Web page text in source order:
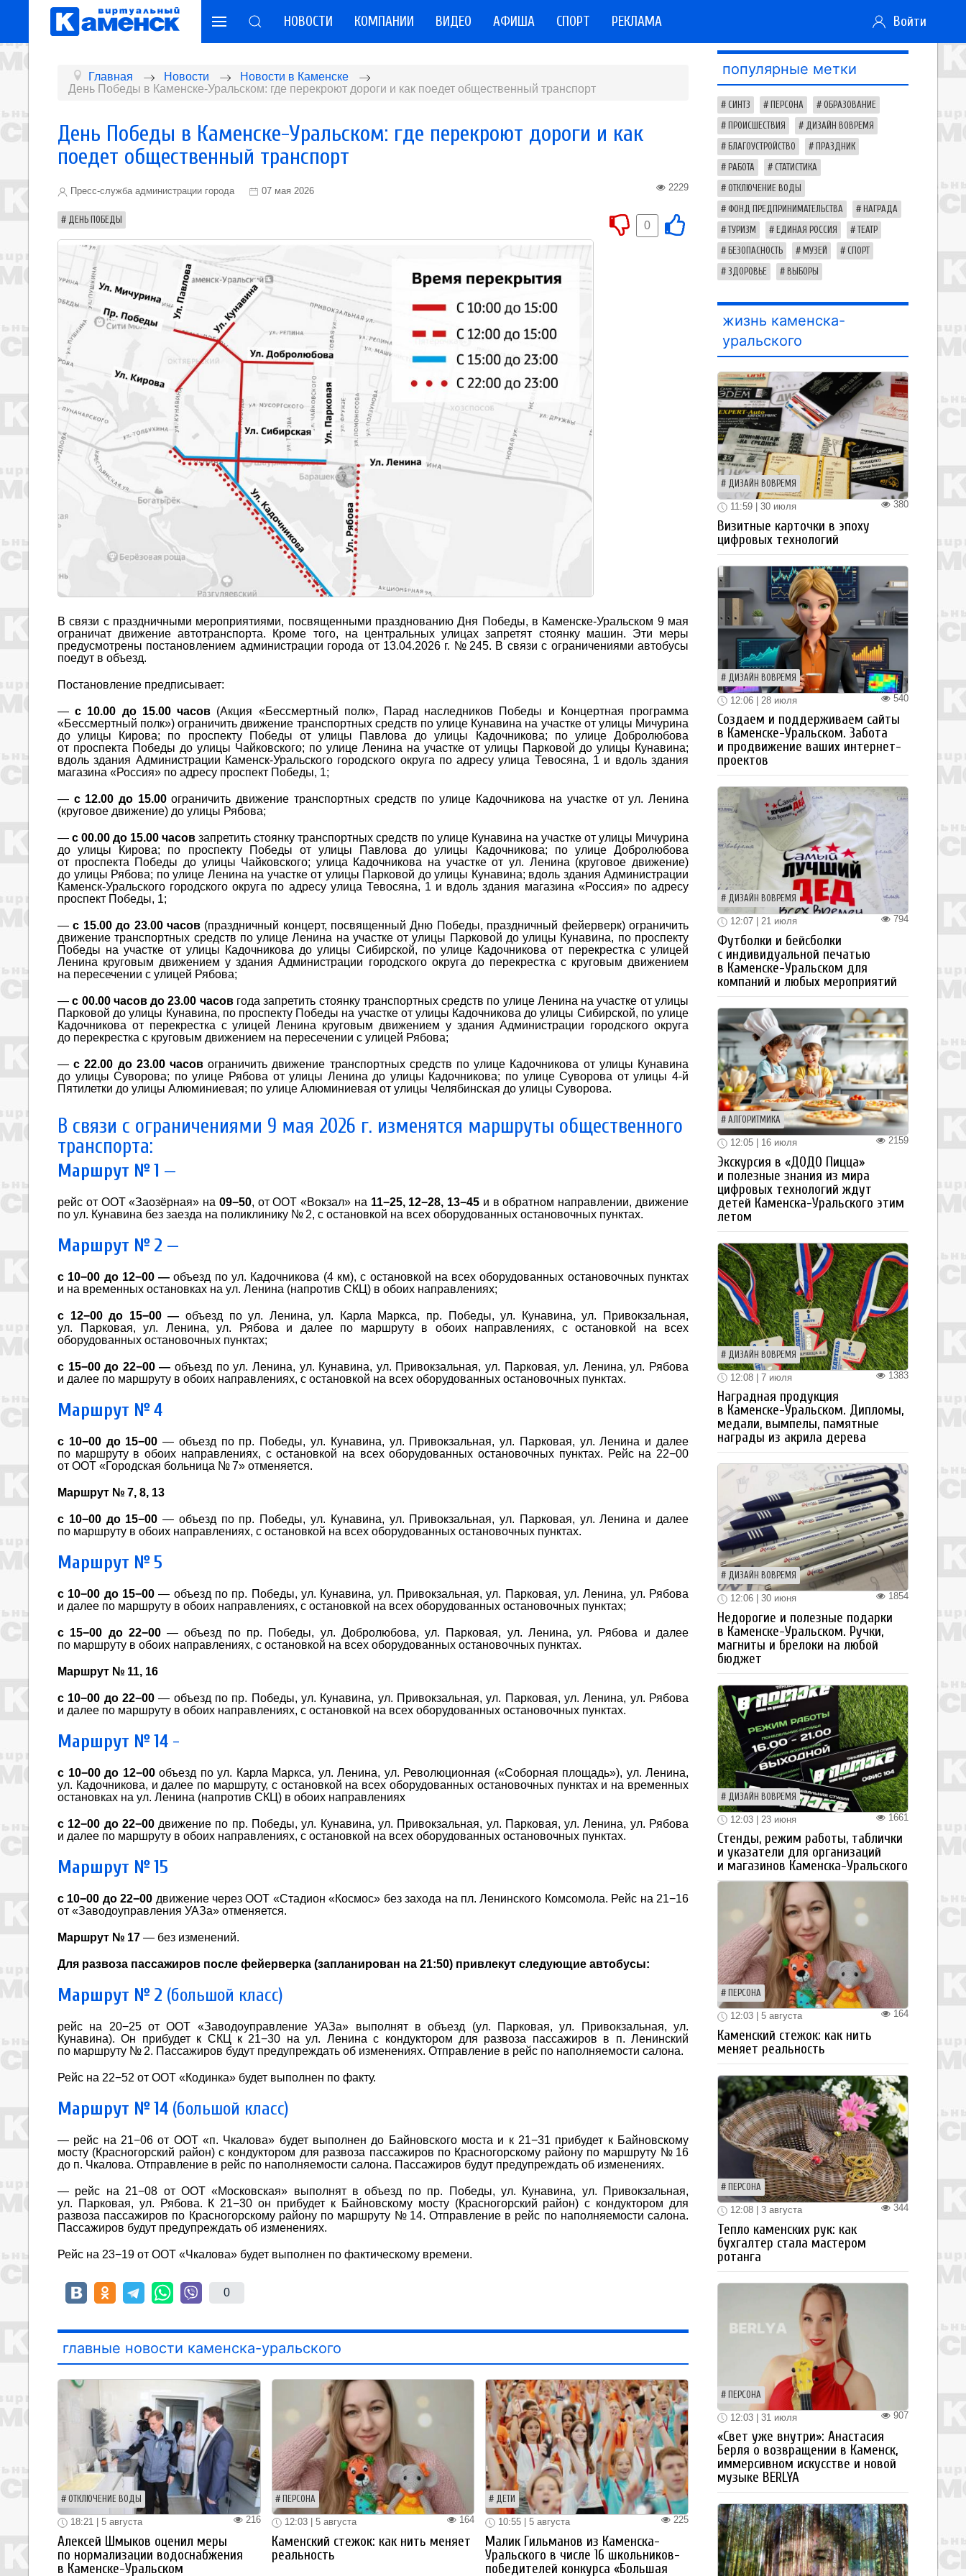
НОВОСТИ КОМПАНИИ ВИДЕО АФИША СПОРТ РЕКЛАМА Войти
Главная Новости
Новости в Каменске
День Победы в Каменске-Уральском: где перекроют дороги и как поедет общественный транспорт
День Победы в Каменске-Уральском: где перекроют дороги и как
поедет общественный транспорт
Пресс-служба администрации города 07 мая 2026 2229
ДЕНЬ ПОБЕДЫ 0
В связи с праздничными мероприятиями, посвященными празднованию Дня Победы, в Каменске-Уральском 9 мая
ограничат движение автотранспорта. Кроме того, на центральных улицах запретят стоянку машин. Эти меры
предусмотрены постановлением администрации города от 13.04.2026 г. № 245. В связи с ограничениями автобусы
поедут в объезд.
Постановление предписывает:
—с 10.00 до 15.00 часов (Акция «Бессмертный полк», Парад наследников Победы и Концертная программа
«Бессмертный полк») ограничить движение транспортных средств по улице Кунавина на участке от улицы Мичурина
до улицы Кирова; по проспекту Победы от улицы Павлова до улицы Кадочникова; по улице Добролюбова
от проспекта Победы до улицы Чайковского; по улице Ленина на участке от улицы Парковой до улицы Кунавина;
вдоль здания Администрации Каменск-Уральского городского округа по адресу улица Тевосяна, 1 и вдоль здания
магазина «Россия» по адресу проспект Победы, 1;
— с 12.00 до 15.00ограничить движение транспортных средств по улице Кадочникова на участке от ул. Ленина
(круговое движение) до улицы Рябова;
— с 00.00 до 15.00 часов запретить стоянку транспортных средств по улице Кунавина на участке от улицы Мичурина
до улицы Кирова; по проспекту Победы от улицы Павлова до улицы Кадочникова; по улице Добролюбова
от проспекта Победы до улицы Чайковского; улица Кадочникова на участке от ул. Ленина (круговое движение)
до улицы Рябова; по улице Ленина на участке от улицы Парковой до улицы Кунавина; вдоль здания Администрации
Каменск-Уральского городского округа по адресу улица Тевосяна, 1 и вдоль здания магазина «Россия» по адресу
проспект Победы, 1;
—с 15.00 до 23.00 часов(праздничный концерт, посвященный Дню Победы, праздничный фейерверк) ограничить
движение транспортных средств по улице Ленина на участке от улицы Парковой до улицы Кунавина, по проспекту
Победы на участке от улицы Кадочникова до улицы Сибирской, по улице Кадочникова от перекрестка с улицей
Ленина круговым движением у здания Администрации городского округа до перекрестка с круговым движением
на пересечении с улицей Рябова;
—с 00.00 часов до 23.00 часовгода запретить стоянку транспортных средств по улице Ленина на участке от улицы
Парковой до улицы Кунавина, по проспекту Победы на участке от улицы Кадочникова до улицы Сибирской, по улице
Кадочникова от перекрестка с улицей Ленина круговым движением у здания Администрации городского округа
до перекрестка с круговым движением на пересечении с улицей Рябова;
—с 22.00 до 23.00 часов ограничить движение транспортных средств по улице Кадочникова от улицы Кунавина
до улицы Суворова; по улице Рябова от улицы Ленина до улицы Кадочникова; по улице Суворова от улицы 4-й
Пятилетки до улицы Алюминиевая; по улице Алюминиевая от улицы Челябинская до улицы Суворова.
В связи с ограничениями 9 мая 2026 г. изменятся маршруты общественного
транспорта:
Маршрут № 1 —
рейс от ООТ «Заозёрная» на 09−50, от ООТ «Вокзал» на 11−25, 12−28, 13−45 и в обратном направлении, движение
по ул. Кунавина без заезда на поликлинику № 2, с остановкой на всех оборудованных остановочных пунктах.
Маршрут № 2 —
с 10−00 до 12−00 —объезд по ул. Кадочникова (4 км), с остановкой на всех оборудованных остановочных пунктах
и на временных остановках на ул. Ленина (напротив СКЦ) в обоих направлениях;
с 12−00 до 15−00 — объезд по ул. Ленина, ул. Карла Маркса, пр. Победы, ул. Кунавина, ул. Привокзальная,
ул. Парковая, ул. Ленина, ул. Рябова и далее по маршруту в обоих направлениях, с остановкой на всех
оборудованных остановочных пунктах;
с 15−00 до 22−00 —объезд по ул. Ленина, ул. Кунавина, ул. Привокзальная, ул. Парковая, ул. Ленина, ул. Рябова
и далее по маршруту в обоих направлениях, с остановкой на всех оборудованных остановочных пунктах.
Маршрут № 4
с 10−00 до 15−00— объезд по пр. Победы, ул. Кунавина, ул. Привокзальная, ул. Парковая, ул. Ленина и далее
по маршруту в обоих направлениях, с остановкой на всех оборудованных остановочных пунктах. Рейс на 22−00
от ООТ «Городская больница № 7» отменяется.
Маршрут № 7, 8, 13
с 10−00 до 15−00— объезд по пр. Победы, ул. Кунавина, ул. Привокзальная, ул. Парковая, ул. Ленина и далее
по маршруту в обоих направлениях, с остановкой на всех оборудованных остановочных пунктах.
Маршрут № 5
с 10−00 до 15−00— объезд по пр. Победы, ул. Кунавина, ул. Привокзальная, ул. Парковая, ул. Ленина, ул. Рябова
и далее по маршруту в обоих направлениях, с остановкой на всех оборудованных остановочных пунктах;
с 15−00 до 22−00— объезд по пр. Победы, ул. Добролюбова, ул. Парковая, ул. Ленина, ул. Рябова и далее
по маршруту в обоих направлениях, с остановкой на всех оборудованных остановочных пунктах.
Маршрут № 11, 16
с 10−00 до 22−00— объезд по пр. Победы, ул. Кунавина, ул. Привокзальная, ул. Парковая, ул. Ленина, ул. Рябова
и далее по маршруту в обоих направлениях, с остановкой на всех оборудованных остановочных пунктах.
Маршрут № 14 -
с 10−00 до 12−00 объезд по ул. Карла Маркса, ул. Ленина, ул. Революционная («Соборная площадь»), ул. Ленина,
ул. Кадочникова, и далее по маршруту, с остановкой на всех оборудованных остановочных пунктах и на временных
остановках на ул. Ленина (напротив СКЦ) в обоих направлениях
с 12−00 до 22−00 движение по пр. Победы, ул. Кунавина, ул. Привокзальная, ул. Парковая, ул. Ленина, ул. Рябова
и далее по маршруту в обоих направлениях, с остановкой на всех оборудованных остановочных пунктах.
Маршрут № 15
с 10−00 до 22−00 движение через ООТ «Стадион «Космос» без захода на пл. Ленинского Комсомола. Рейс на 21−16
от «Заводоуправления УАЗа» отменяется.
Маршрут № 17 — без изменений.
Для развоза пассажиров после фейерверка (запланирован на 21:50) привлекут следующие автобусы:
Маршрут № 2 (большой класс)
рейс на 20−25 от ООТ «Заводоуправление УАЗа» выполнят в объезд (ул. Парковая, ул. Привокзальная, ул.
Кунавина). Он прибудет к СКЦ к 21−30 на ул. Ленина с кондуктором для развоза пассажиров в п. Ленинский
по маршруту № 2. Пассажиров будут предупреждать об изменениях. Отправление в рейс по наполняемости салона.
Рейс на 22−52 от ООТ «Кодинка» будет выполнен по факту.
Маршрут № 14 (большой класс)
— рейс на 21−06 от ООТ «п. Чкалова» будет выполнен до Байновского моста и к 21−31 прибудет к Байновскому
мосту (Красногорский район) с кондуктором для развоза пассажиров по Красногорскому району по маршруту № 16
до п. Чкалова. Отправление в рейс по наполняемости салона. Пассажиров будут предупреждать об изменениях.
— рейс на 21−08 от ООТ «Московская» выполнят в объезд по пр. Победы, ул. Кунавина, ул. Привокзальная,
ул. Парковая, ул. Рябова. К 21−30 он прибудет к Байновскому мосту (Красногорский район) с кондуктором для
развоза пассажиров по Красногорскому району по маршруту № 14. Отправление в рейс по наполняемости салона.
Пассажиров будут предупреждать об изменениях.
Рейс на 23−19 от ООТ «Чкалова» будет выполнен по фактическому времени.
0
главные новости каменска-уральского
ОТКЛЮЧЕНИЕ ВОДЫ
216
18:21 | 5 августа
Алексей Шмыков оценил меры
по нормализации водоснабжения
в Каменске-Уральском
ПЕРСОНА
164
12:03 | 5 августа
Каменский стежок: как нить меняет
реальность
ДЕТИ
225
10:55 | 5 августа
Малик Гильманов из Каменска-
Уральского в числе 16 школьников-
победителей конкурса «Большая
популярные метки
СИНТЗ ПЕРСОНА ОБРАЗОВАНИЕ
ПРОИСШЕСТВИЯ ДИЗАЙН ВОВРЕМЯ
БЛАГОУСТРОЙСТВО ПРАЗДНИК
РАБОТА СТАТИСТИКА
ОТКЛЮЧЕНИЕ ВОДЫ
ФОНД ПРЕДПРИНИМАТЕЛЬСТВА НАГРАДА
ТУРИЗМ ЕДИНАЯ РОССИЯ ТЕАТР
БЕЗОПАСНОСТЬ МУЗЕЙ СПОРТ
ЗДОРОВЬЕ ВЫБОРЫ
жизнь каменска-
уральского
ДИЗАЙН ВОВРЕМЯ
380
11:59 | 30 июля
Визитные карточки в эпоху
цифровых технологий
ДИЗАЙН ВОВРЕМЯ
540
12:06 | 28 июля
Создаем и поддерживаем сайты
в Каменске-Уральском. Забота
и продвижение ваших интернет-
проектов
ДИЗАЙН ВОВРЕМЯ
794
12:07 | 21 июля
Футболки и бейсболки
с индивидуальной печатью
в Каменске-Уральском для
компаний и любых мероприятий
АЛГОРИТМИКА
2159
12:05 | 16 июля
Экскурсия в «ДОДО Пицца»
и полезные знания из мира
цифровых технологий ждут
детей Каменска-Уральского этим
летом
ДИЗАЙН ВОВРЕМЯ
1383
12:08 | 7 июля
Наградная продукция
в Каменске-Уральском. Дипломы,
медали, вымпелы, памятные
награды из акрила дерева
ДИЗАЙН ВОВРЕМЯ
1854
12:06 | 30 июня
Недорогие и полезные подарки
в Каменске-Уральском. Ручки,
магниты и брелоки на любой
бюджет
ДИЗАЙН ВОВРЕМЯ
1661
12:03 | 23 июня
Стенды, режим работы, таблички
и указатели для организаций
и магазинов Каменска-Уральского
ПЕРСОНА
164
12:03 | 5 августа
Каменский стежок: как нить
меняет реальность
ПЕРСОНА
344
12:08 | 3 августа
Тепло каменских рук: как
бухгалтер стала мастером
ротанга
ПЕРСОНА
907
12:03 | 31 июля
«Свет уже внутри»: Анастасия
Берля о возвращении в Каменск,
иммерсивном искусстве и новой
музыке BERLYA